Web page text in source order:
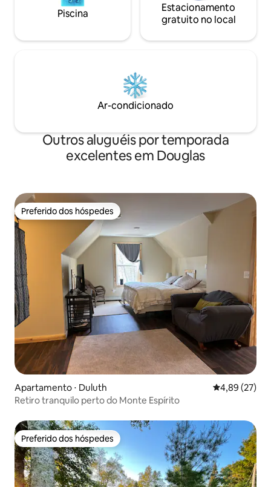
Piscina
Estacionamento
gratuito no local
Ar-condicionado
Outros aluguéis por temporada
excelentes em Douglas
Preferido dos hóspedes
Preferido dos hóspedes
Apartamento ⋅ Duluth 4,89 de uma
4,89 (27)
Retiro tranquilo perto do Monte Espírito
Preferido dos hóspedes
Preferido dos hóspedes